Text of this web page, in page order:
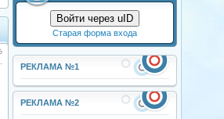
Войти через uID
Старая форма входа
РЕКЛАМА №1
РЕКЛАМА №2